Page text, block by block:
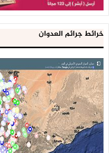
خرائط جرائم العدوان